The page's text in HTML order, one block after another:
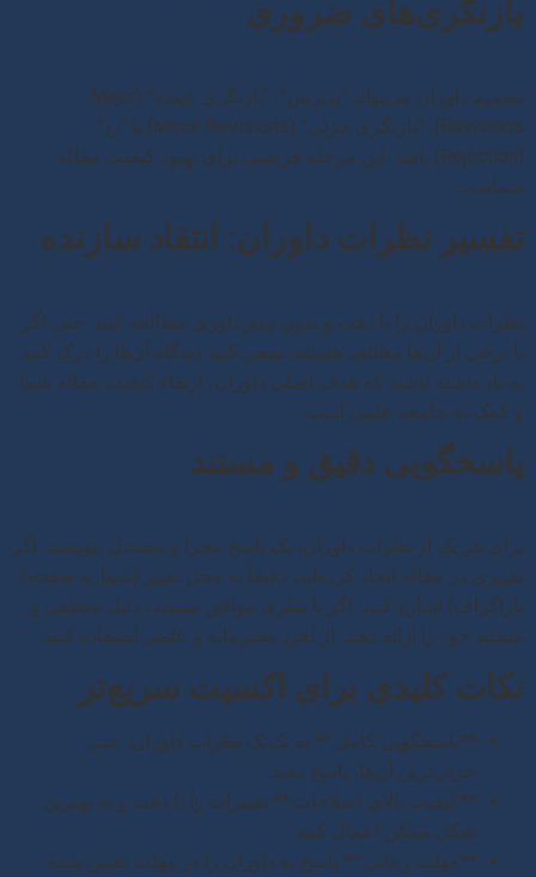
بازنگری‌های ضروری
تصمیم داوران می‌تواند “پذیرش”، “بازنگری عمده” (Major
Revisions)، “بازنگری جزئی” (Minor Revisions) یا “رد”
(Rejection) باشد. این مرحله فرصتی برای بهبود کیفیت مقاله
شماست.
تفسیر نظرات داوران: انتقاد سازنده
نظرات داوران را با دقت و بدون پیش‌داوری مطالعه کنید. حتی اگر
با برخی از آن‌ها مخالف هستید، سعی کنید دیدگاه آن‌ها را درک کنید.
به یاد داشته باشید که هدف اصلی داوران، ارتقاء کیفیت مقاله شما
و کمک به جامعه علمی است.
پاسخگویی دقیق و مستند
برای هر یک از نظرات داوران، یک پاسخ مجزا و مستدل بنویسید. اگر
تغییری در مقاله ایجاد کرده‌اید، دقیقاً به محل تغییر (شماره صفحه/
پاراگراف) اشاره کنید. اگر با نظری موافق نیستید، دلیل منطقی و
مستند خود را ارائه دهید. از لحن محترمانه و علمی استفاده کنید.
نکات کلیدی برای اکسپت سریع‌تر
**پاسخگویی کامل:** به تک‌تک نظرات داوران، حتی
جزئی‌ترین آن‌ها، پاسخ دهید.
**کیفیت بالای اصلاحات:** تغییرات را با دقت و به بهترین
شکل ممکن اعمال کنید.
**مهلت زمانی:** پاسخ به داوران را در مهلت تعیین شده